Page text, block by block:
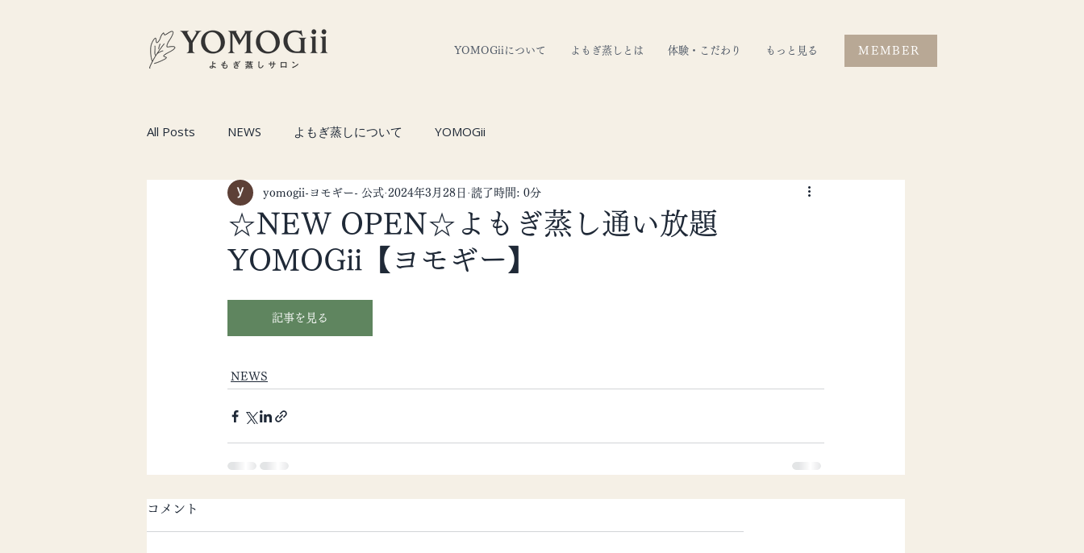
YOMOGiiについて よもぎ蒸しとは 体験・こだわり もっと見る MEMBER
All Posts NEWS よもぎ蒸しについて YOMOGii
☆NEW OPEN☆よもぎ蒸し通い放題
YOMOGii【ヨモギー】
yomogii-ヨモギー- 公式 2024年3月28日 読了時間: 0分
記事を見る
NEWS
コメント